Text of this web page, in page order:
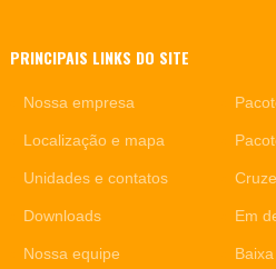
PRINCIPAIS LINKS DO SITE
Nossa empresa
Localização e mapa
Unidades e contatos
Downloads
Nossa equipe
Em